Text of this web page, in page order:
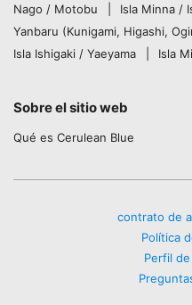
Nago / Motobu
Isla Minna /
Yanbaru (Kunigami, Higashi,
Isla Ishigaki / Yaeyama
Isla
Sobre el sitio web
Qué es Cerulean Blue
contrato de
Política
Perfil